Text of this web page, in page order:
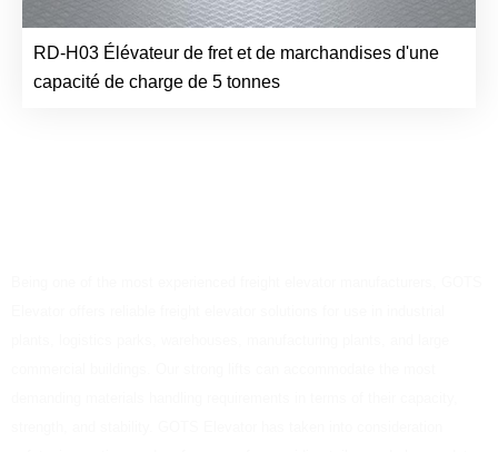
RD-H03 Élévateur de fret et de marchandises d'une
capacité de charge de 5 tonnes